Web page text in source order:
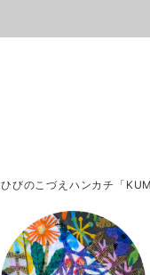
ひびのこづえハンカチ「